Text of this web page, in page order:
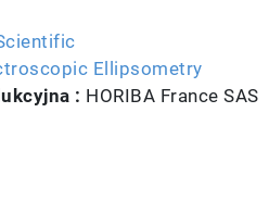
Ellipsometry
: HORIBA France SAS